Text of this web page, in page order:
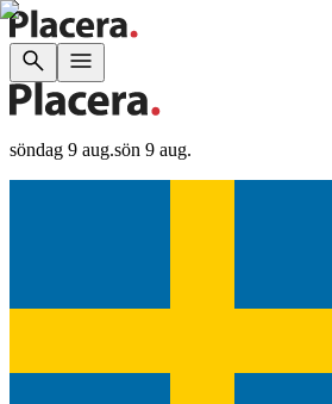
söndag 9 aug.sön 9 aug.